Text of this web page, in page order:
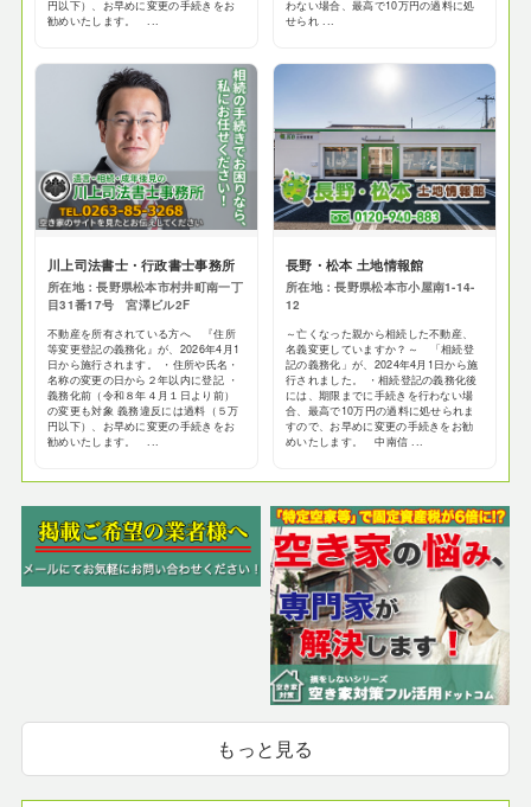
円以下）、お早めに変更の手続きをお
勧めいたします。 ...
わない場合、最高で10万円の過料に処
せられ ...
川上司法書士・行政書士事務所
所在地：長野県松本市村井町南一丁
目31番17号 宮澤ビル2F
不動産を所有されている方へ 『住所
等変更登記の義務化』が、2026年4月1
日から施行されます。 ・住所や氏名・
名称の変更の日から２年以内に登記 ・
義務化前（令和８年４月１日より前）
の変更も対象 義務違反には過料（５万
円以下）、お早めに変更の手続きをお
勧めいたします。 ...
長野・松本 土地情報館
所在地：長野県松本市小屋南1-14-
12
～亡くなった親から相続した不動産、
名義変更していますか？～ 「相続登
記の義務化」が、2024年4月1日から施
行されました。 ・相続登記の義務化後
には、期限までに手続きを行わない場
合、最高で10万円の過料に処せられま
すので、お早めに変更の手続きをお勧
めいたします。 中南信 ...
もっと見る